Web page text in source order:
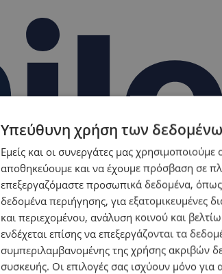
Υπεύθυνη χρήση των
Εμείς και οι συνεργάτες μας
αποθηκεύουμε και να έχουμε πρόσβαση σε
επεξεργαζόμαστε προσωπικά δεδομένα,
δεδομένα περιήγησης, για εξατομικευμένες
και περιεχομένου, ανάλυση κοινού και
ενδέχεται επίσης να επεξεργάζονται τα
συμπεριλαμβανομένης της χρήσης ακριβών
συσκευής. Οι επιλογές σας ισχύουν μόνο